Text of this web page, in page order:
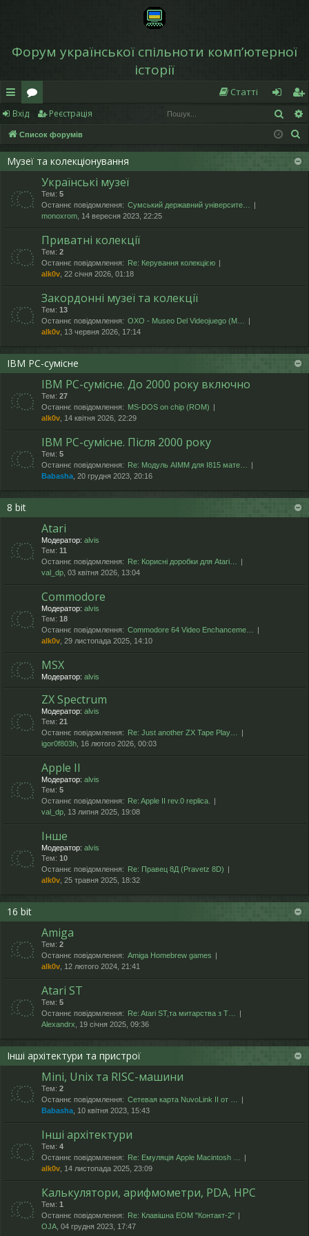
Форум української спільноти компʼютерної
історії
в
и
дк
д
ос
о
ру
м
Статті
хі
д
еє
ст
р
я
Вхід Реєстрація
Список форумів
Музеї та колекціонування
Українські музеї
Тем: 5
Останнє повідомлення: Сумський державний університе…
monoxrom , 14 вересня 2023, 22:25
Приватні колекції
Тем: 2
Останнє повідомлення:
Re: Керування колекцією
alk0v , 22 січня 2026, 01:18
Закордонні музеї та колекції
Тем: 13
Останнє повідомлення: OXO - Museo Del Videojuego (М…
alk0v , 13 червня 2026, 17:14
IBM PC-сумісне
IBM PC-сумісне. До 2000 року включно
Тем: 27
Останнє повідомлення: MS-DOS on chip (ROM)
alk0v , 14 квітня 2026, 22:29
IBM PC-сумісне. Після 2000 року
Тем: 5
Останнє повідомлення:
Re: Модуль AIMM для I815 мате…
Babasha , 20 грудня 2023, 20:16
8 bit
Atari
Модератор: alvis
Тем: 11
Останнє повідомлення:
Re: Корисні доробки для Atari…
val_dp , 03 квітня 2026, 13:04
Commodore
Модератор: alvis
Тем: 18
Останнє повідомлення: Commodore 64 Video Enchanceme…
alk0v , 29 листопада 2025, 14:10
MSX
Модератор: alvis
ZX Spectrum
Модератор: alvis
Тем: 21
Останнє повідомлення:
Re: Just another ZX Tape Play…
igor0f803h , 16 лютого 2026, 00:03
Apple II
Модератор: alvis
Тем: 5
Останнє повідомлення:
Re: Apple II rev.0 replica.
val_dp , 13 липня 2025, 19:08
Інше
Модератор: alvis
Тем: 10
Останнє повідомлення:
Re: Правец 8Д (Pravetz 8D)
alk0v , 25 травня 2025, 18:32
16 bit
Amiga
Тем: 2
Останнє повідомлення: Amiga Homebrew games
alk0v , 12 лютого 2024, 21:41
Atari ST
Тем: 5
Останнє повідомлення:
Re: Atari ST,та митарства з T…
Alexandrx , 19 січня 2025, 09:36
Інші архітектури та пристрої
Mini, Unix та RISC-машини
Тем: 2
Останнє повідомлення: Сетевая карта NuvoLink II от …
Babasha , 10 квітня 2023, 15:43
Інші архітектури
Тем: 4
Останнє повідомлення:
Re: Емуляція Apple Macintosh …
alk0v , 14 листопада 2025, 23:09
Калькулятори, арифмометри, PDA, HPC
Тем: 1
Останнє повідомлення:
Re: Клавішна ЕОМ "Контакт-2"
OJA , 04 грудня 2023, 17:47